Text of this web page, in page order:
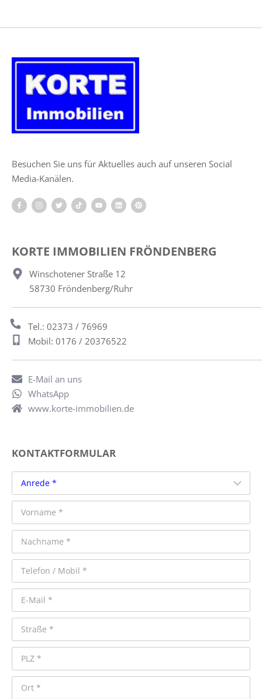
Besuchen Sie uns für Aktuelles auch auf unseren Social
Media-Kanälen.
KORTE IMMOBILIEN FRÖNDENBERG
Winschotener Straße 12
58730 Fröndenberg/Ruhr
Tel.: 02373 / 76969
Mobil: 0176 / 20376522
E-Mail an uns
WhatsApp
www.korte-immobilien.de
KONTAKTFORMULAR